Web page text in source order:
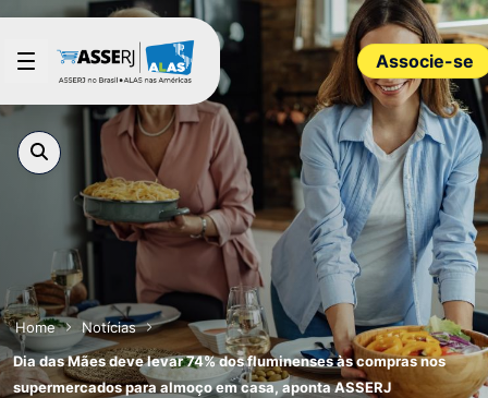
Pular para o Conteúdo principal
Associe-se
Home
Notícias
Dia das Mães deve levar 74% dos fluminenses às compras nos
supermercados para almoço em casa, aponta ASSERJ